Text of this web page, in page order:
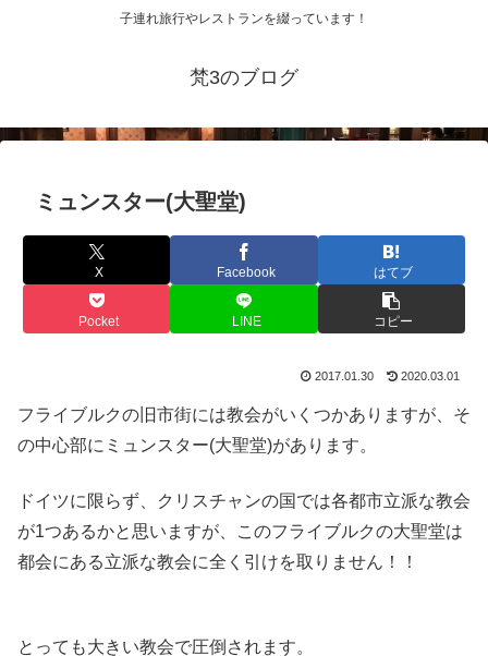
子連れ旅行やレストランを綴っています！
梵3のブログ
ミュンスター(大聖堂)
X Facebook はてブ
Pocket LINE コピー
2017.01.30 2020.03.01
フライブルクの旧市街には教会がいくつかありますが、そ
の中心部にミュンスター(大聖堂)があります。
ドイツに限らず、クリスチャンの国では各都市立派な教会
が1つあるかと思いますが、このフライブルクの大聖堂は
都会にある立派な教会に全く引けを取りません！！
とっても大きい教会で圧倒されます。